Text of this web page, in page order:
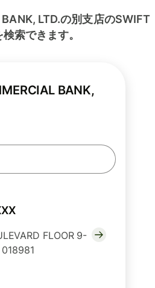
LTD.の別支店のSWIFT
索できます。
BANK,
FLOOR 9-
018981